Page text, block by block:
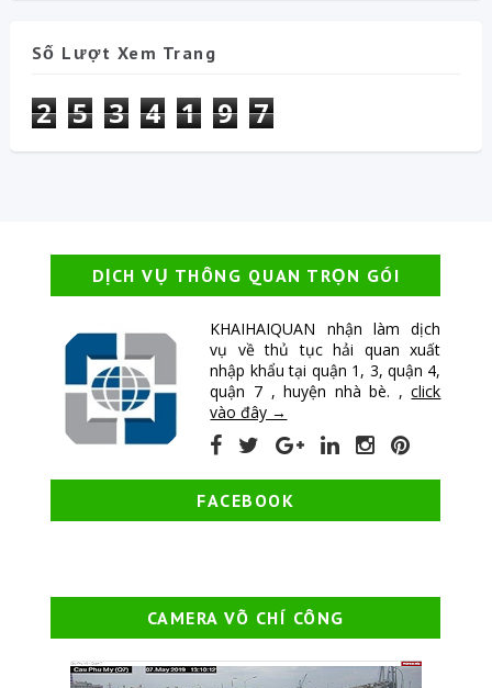
Số Lượt Xem Trang
2 5 3 4 1 9 7
DỊCH VỤ THÔNG QUAN TRỌN GÓI
KHAIHAIQUAN nhận làm dịch
vụ về thủ tục hải quan xuất
nhập khẩu tại quận 1, 3, quận 4,
quận 7 , huyện nhà bè. ,click
vào đây →
FACEBOOK
CAMERA VÕ CHÍ CÔNG